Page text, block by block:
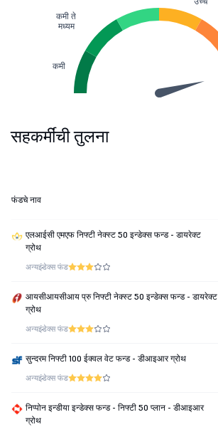
कमी
कमी ते
मध्यम
सहकर्मींची तुलना
फंडचे नाव
एलआईसी एमएफ निफ्टी नेक्स्ट 50 इन्डेक्स फन्ड - डायरेक्ट
ग्रोथ
अन्यइंडेक्स फंड
आयसीआयसीआय प्रु निफ्टी नेक्स्ट 50 इन्डेक्स फन्ड - डायरेक्ट
ग्रोथ
अन्यइंडेक्स फंड
सुन्दरम निफ्टी 100 ईक्वल वेट फन्ड - डीआइआर ग्रोथ
अन्यइंडेक्स फंड
निप्पोन इन्डीया इन्डेक्स फन्ड - निफ्टी 50 प्लान - डीआइआर
ग्रोथ